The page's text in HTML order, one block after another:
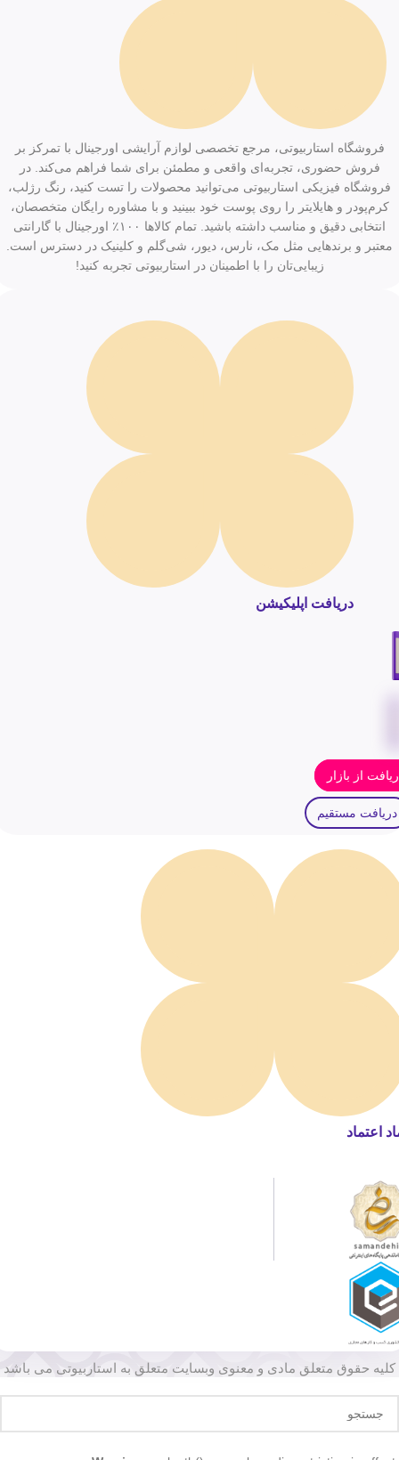
فروشگاه استاربیوتی، مرجع تخصصی لوازم آرایشی اورجینال با تمرکز بر
فروش حضوری، تجربه‌ای واقعی و مطمئن برای شما فراهم می‌کند. در
فروشگاه فیزیکی استاربیوتی می‌توانید محصولات را تست کنید، رنگ رژلب،
کرم‌پودر و هایلایتر را روی پوست خود ببینید و با مشاوره رایگان متخصصان،
انتخابی دقیق و مناسب داشته باشید. تمام کالاها ۱۰۰٪ اورجینال با گارانتی
معتبر و برندهایی مثل مک، نارس، دیور، شی‌گلم و کلینیک در دسترس است.
زیبایی‌تان را با اطمینان در استاربیوتی تجربه کنید!
دریافت اپلیکیشن
از بازار
دریافت مستقیم
اعتماد
کلیه حقوق متعلق مادی و معنوی وبسایت متعلق به استاربیوتی می باشد